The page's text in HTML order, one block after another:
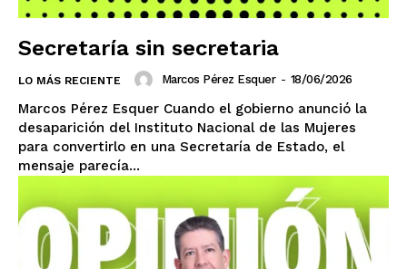
Secretaría sin secretaria
LO MÁS RECIENTE Marcos Pérez Esquer - 18/06/2026
Marcos Pérez Esquer Cuando el gobierno anunció la
desaparición del Instituto Nacional de las Mujeres
para convertirlo en una Secretaría de Estado, el
mensaje parecía...